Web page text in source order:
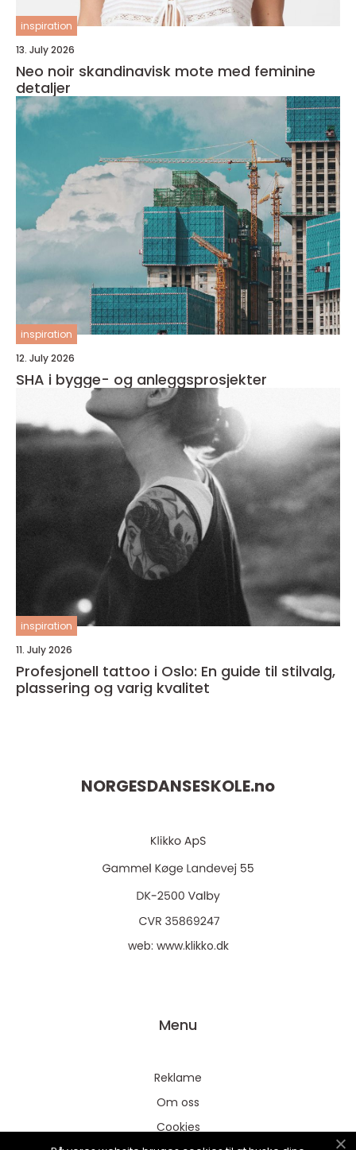
inspiration
13. July 2026
Neo noir skandinavisk mote med feminine
detaljer
inspiration
12. July 2026
SHA i bygge- og anleggsprosjekter
inspiration
11. July 2026
Profesjonell tattoo i Oslo: En guide til stilvalg,
plassering og varig kvalitet
NORGESDANSESKOLE.no
web: www.klikko.dk
Menu
Reklame
Om oss
Cookies